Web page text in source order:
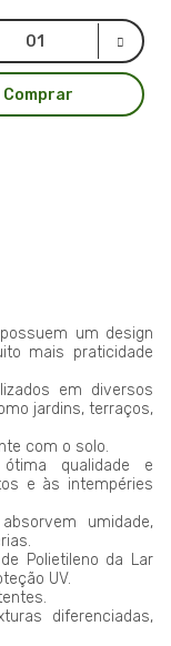
Comprar
um design
mais praticidade
em diversos
jardins, terraços,
com o solo.
qualidade e
e às intempéries
umidade,
Polietileno da Lar
UV.
diferenciadas,